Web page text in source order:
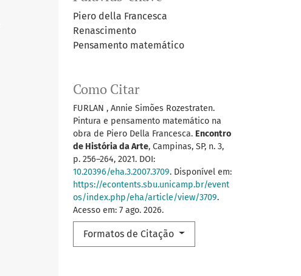
Piero della Francesca
Renascimento
Pensamento matemático
Como Citar
FURLAN , Annie Simões Rozestraten.
Pintura e pensamento matemático na
obra de Piero Della Francesca. Encontro
de História da Arte, Campinas, SP, n. 3,
p. 256–264, 2021. DOI:
10.20396/eha.3.2007.3709. Disponível em:
https://econtents.sbu.unicamp.br/event
os/index.php/eha/article/view/3709.
Acesso em: 7 ago. 2026.
Formatos de Citação